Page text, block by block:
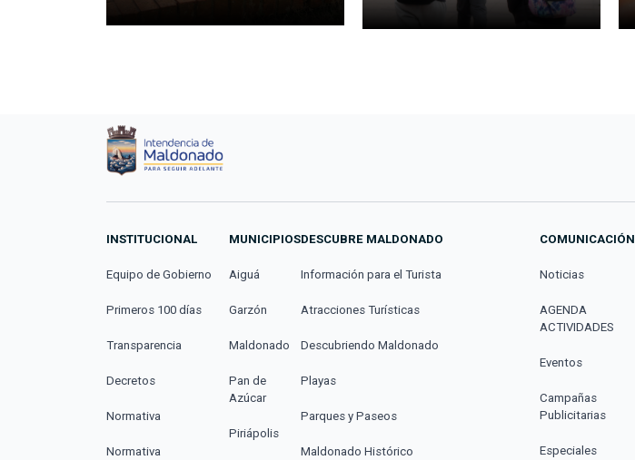
INSTITUCIONAL
Equipo de Gobierno
Primeros 100 días
Transparencia
Decretos
Normativa
Normativa
MUNICIPIOS
Aiguá
Garzón
Maldonado
Pan de
Azúcar
Piriápolis
DESCUBRE MALDONADO
Información para el Turista
Atracciones Turísticas
Descubriendo Maldonado
Playas
Parques y Paseos
Maldonado Histórico
COMUNICACIÓN
Noticias
AGENDA
ACTIVIDADES
Eventos
Campañas
Publicitarias
Especiales